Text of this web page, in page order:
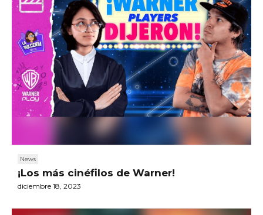
News
¡Los más cinéfilos de Warner!
diciembre 18, 2023